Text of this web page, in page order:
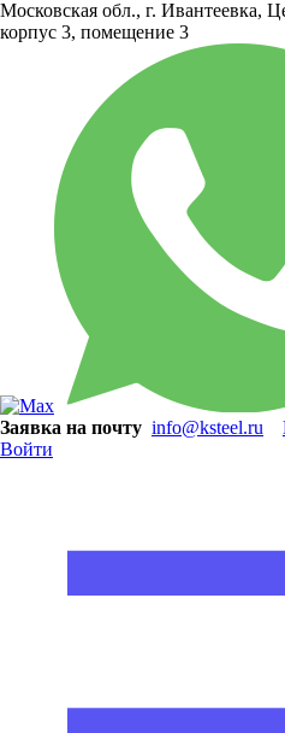
Московская обл., г. Ивантеевка,
корпус 3, помещение 3
Заявка на почту info@ksteel.ru
Войти